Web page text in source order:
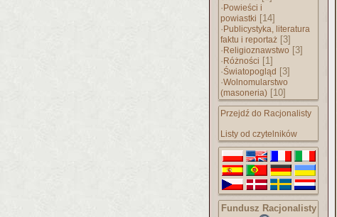
· Powieści i
powiastki [14]
· Publicystyka, literatura
faktu i reportaż [3]
· Religioznawstwo [3]
· Różności [1]
·Światopogląd [3]
·Wolnomularstwo
(masoneria) [10]
Przejdź do Racjonalisty
Listy od czytelników
Fundusz Racjonalisty